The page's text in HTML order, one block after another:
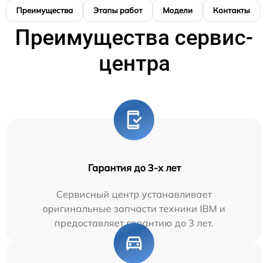
Преимущества Этапы работ Модели Контакты
Преимущества сервис-
центра
Гарантия до 3-х лет
Сервисный центр устанавливает
оригинальные запчасти техники IBM и
предоставляет гарантию до 3 лет.